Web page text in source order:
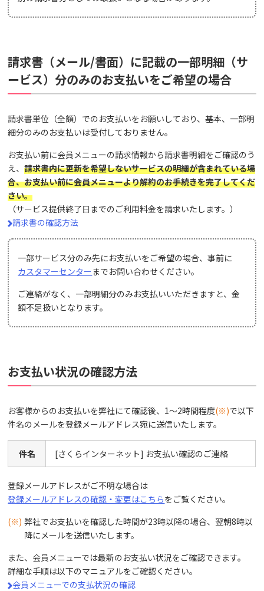
請求書（メール/書面）に記載の一部明細（サ
ービス）分のみのお支払いをご希望の場合
請求書単位（全額）でのお支払いをお願いしており、基本、一部明
細分のみのお支払いは受付しておりません。
お支払い前に会員メニューの請求情報から請求書明細をご確認のう
え、請求書内に更新を希望しないサービスの明細が含まれている場
合、お支払い前に会員メニューより解約のお手続きを完了してくだ
さい。
（サービス提供終了日までのご利用料金を請求いたします。）
請求書の確認方法
一部サービス分のみ先にお支払いをご希望の場合、事前に
カスタマーセンターまでお問い合わせください。
ご連絡がなく、一部明細分のみお支払いいただきますと、金
額不足扱いとなります。
お支払い状況の確認方法
お客様からのお支払いを弊社にて確認後、1～2時間程度(※)で以下
件名のメールを登録メールアドレス宛に送信いたします。
件名 [さくらインターネット] お支払い確認のご連絡
登録メールアドレスがご不明な場合は
登録メールアドレスの確認・変更はこちらをご覧ください。
(※) 弊社でお支払いを確認した時間が23時以降の場合、翌朝8時以
降にメールを送信いたします。
また、会員メニューでは最新のお支払い状況をご確認できます。
詳細な手順は以下のマニュアルをご確認ください。
会員メニューでの支払状況の確認